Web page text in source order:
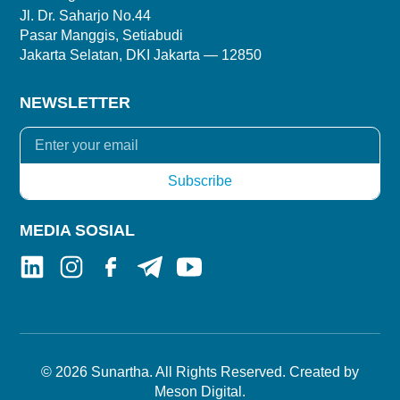
Jl. Dr. Saharjo No.44
Pasar Manggis, Setiabudi
Jakarta Selatan, DKI Jakarta — 12850
NEWSLETTER
MEDIA SOSIAL
© 2026 Sunartha. All Rights Reserved. Created by
Meson Digital .